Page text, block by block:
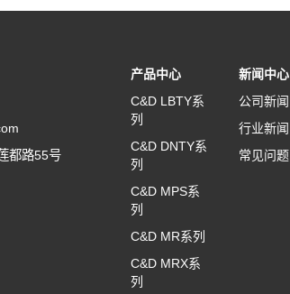
都路55号
产品中心
C&D LBTY系
列
C&D DNTY系
列
C&D MPS系
列
C&D MR系列
C&D MRX系
列
新闻中心
公司新闻
行业新闻
常见问题